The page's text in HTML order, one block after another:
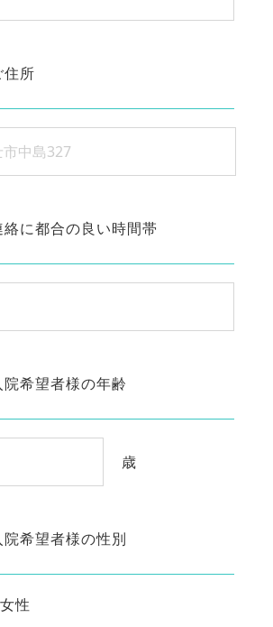
住所
絡に都合の良い時間帯
院希望者様の年齢
歳
院希望者様の性別
女性